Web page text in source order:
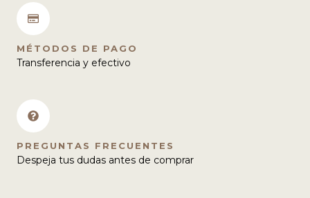
MÉTODOS DE PAGO
Transferencia y efectivo
PREGUNTAS FRECUENTES
Despeja tus dudas antes de comprar